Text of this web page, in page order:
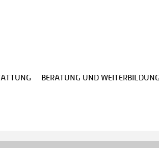
BERATUNG UND WEITERBILDUNG